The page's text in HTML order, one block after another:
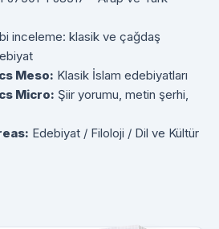
inceleme: klasik ve çağdaş
Meso: Klasik İslam edebiyatları
Micro: Şiir yorumu, metin şerhi,
Edebiyat / Filoloji / Dil ve Kültür